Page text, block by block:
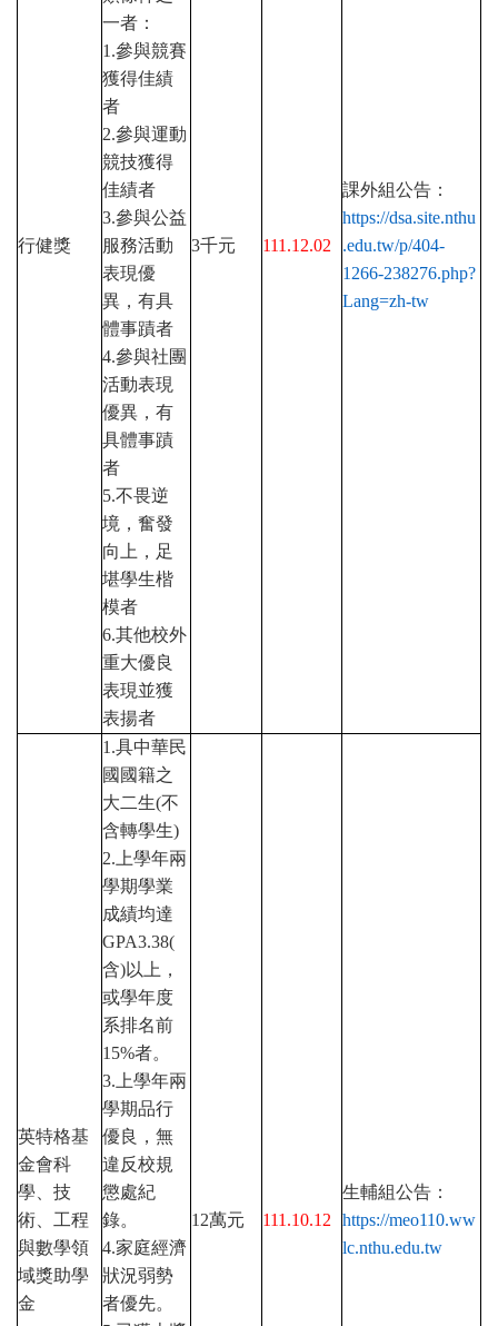
行健獎
一者：
1.參與競賽
獲得佳績
者
2.參與運動
競技獲得
佳績者
3.參與公益
服務活動
表現優
異，有具
體事蹟者
4.參與社團
活動表現
優異，有
具體事蹟
者
5.不畏逆
境，奮發
向上，足
堪學生楷
模者
6.其他校外
重大優良
表現並獲
表揚者
3千元 111.12.02
課外組公告：
https://dsa.site.nthu
.edu.tw/p/404-
1266-238276.php?
Lang=zh-tw
英特格基
金會科
學、技
術、工程
與數學領
域獎助學
金
1.具中華民
國國籍之
大二生(不
含轉學生)
2. 上學年兩
學期學業
成績均達
GPA3.38(
含)以上，
或學年度
系排名前
15%者。
3. 上學年兩
學期品行
優良，無
違反校規
懲處紀
錄。
4.家庭經濟
狀況弱勢
者優先。
12萬元 111.10.12
生輔組公告：
https://meo110.ww
lc.nthu.edu.tw